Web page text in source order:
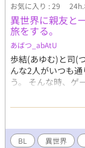
お気に入り : 29
異世界に親友と
旅をする。
あばつ_abAtU
歩結(あゆむ)と司(
んな2人がいつも
う。 そんな時、ゲ
目が覚めると、そ
へと転生をした幼
ラ設定】 歩結(あ
レックスな『少年
高い方で、ゲーム
BL 異世界